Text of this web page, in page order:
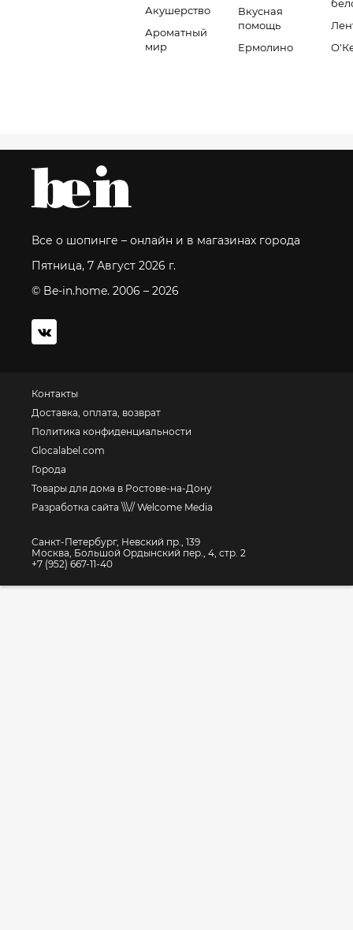
Акушерство
Ароматный
мир
Вкусная
помощь
Ермолино
Все о шопинге – онлайн и в магазинах города
Пятница, 7 Август 2026 г.
© Be-in.home. 2006 – 2026
Контакты
Доставка, оплата, возврат
Политика конфиденциальности
Glocalabel.com
Города
Товары для дома в Ростове-на-Дону
Разработка сайта \\\// Welcome Media
Санкт-Петербург, Невский пр., 139
Москва, Большой Ордынский пер., 4, стр. 2
+7 (952) 667-11-40